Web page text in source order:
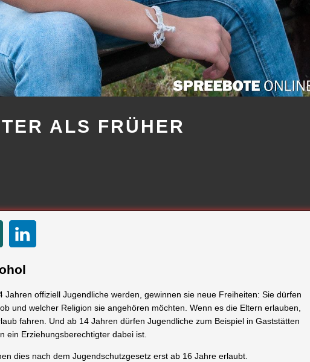
ALS FRÜHER
Jahren offiziell Jugendliche werden, gewinnen sie neue Freiheiten: Sie dürfen
und welcher Religion sie angehören möchten. Wenn es die Eltern erlauben,
fahren. Und ab 14 Jahren dürfen Jugendliche zum Beispiel in Gaststätten
ein Erziehungsberechtigter dabei ist.
dies nach dem Jugendschutzgesetz erst ab 16 Jahre erlaubt.